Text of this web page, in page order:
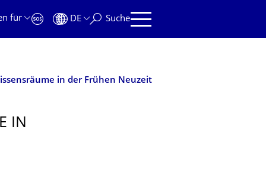
für
DE Suche
in der Frühen Neuzeit
IN